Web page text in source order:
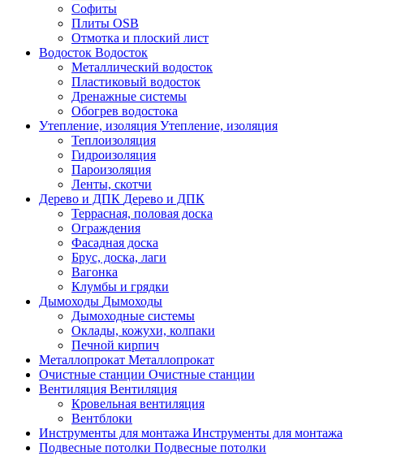
Софиты
Плиты OSB
Отмотка и плоский лист
Водосток Водосток
Металлический водосток
Пластиковый водосток
Дренажные системы
Обогрев водостока
Утепление, изоляция Утепление, изоляция
Теплоизоляция
Гидроизоляция
Пароизоляция
Ленты, скотчи
Дерево и ДПК Дерево и ДПК
Террасная, половая доска
Ограждения
Фасадная доска
Брус, доска, лаги
Вагонка
Клумбы и грядки
Дымоходы Дымоходы
Дымоходные системы
Оклады, кожухи, колпаки
Печной кирпич
Металлопрокат Металлопрокат
Очистные станции Очистные станции
Вентиляция Вентиляция
Кровельная вентиляция
Вентблоки
Инструменты для монтажа Инструменты для монтажа
Подвесные потолки Подвесные потолки